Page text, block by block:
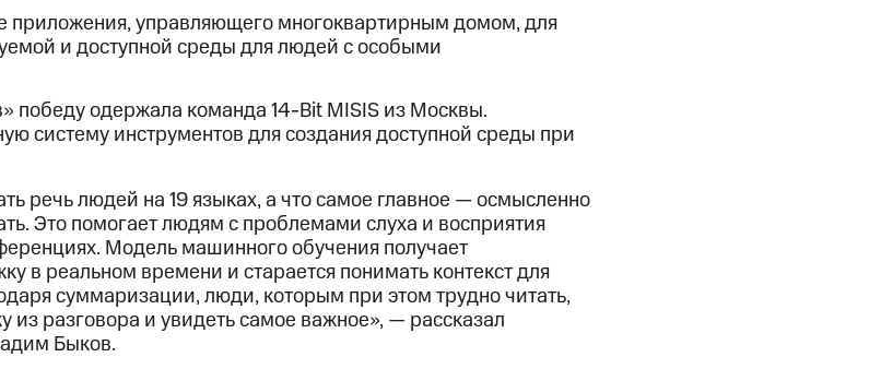
управляющего многоквартирным домом, для
и доступной среды для людей с особыми
победу одержала команда 14-Bit MISIS из Москвы.
систему инструментов для создания доступной среды при
речь людей на 19 языках, а что самое главное — осмысленно
Это помогает людям с проблемами слуха и восприятия
Модель машинного обучения получает
в реальном времени и старается понимать контекст для
суммаризации, люди, которым при этом трудно читать,
из разговора и увидеть самое важное», — рассказал
Быков.